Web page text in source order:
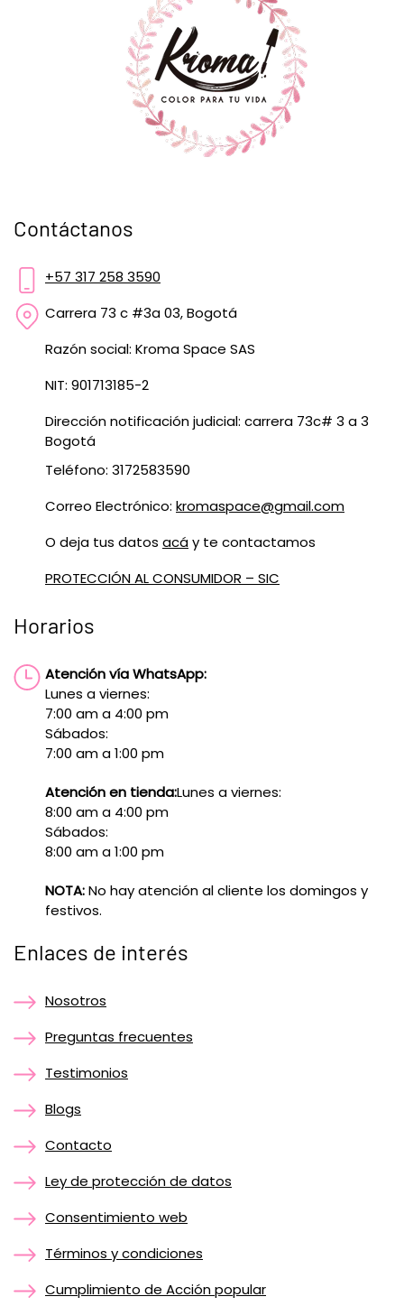
Contáctanos
+57 317 258 3590
Carrera 73 c #3a 03, Bogotá
Razón social: Kroma Space SAS
NIT: 901713185-2
Dirección notificación judicial: carrera 73c# 3 a 3
Bogotá
Teléfono: 3172583590
Correo Electrónico: kromaspace@gmail.com
O deja tus datos acáy te contactamos
PROTECCIÓN AL CONSUMIDOR – SIC
Horarios
Atención vía WhatsApp:
Lunes a viernes:
7:00 am a 4:00 pm
Sábados:
7:00 am a 1:00 pm
Atención en tienda:Lunes a viernes:
8:00 am a 4:00 pm
Sábados:
8:00 am a 1:00 pm
NOTA:No hay atención al cliente los domingos y
festivos.
Enlaces de interés
Nosotros
Preguntas frecuentes
Testimonios
Blogs
Contacto
Ley de protección de datos
Consentimiento web
Términos y condiciones
Cumplimiento de Acción popular